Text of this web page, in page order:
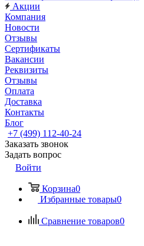
Акции
Компания
Новости
Отзывы
Сертификаты
Вакансии
Реквизиты
Отзывы
Оплата
Доставка
Контакты
Блог
+7 (499) 112-40-24
Заказать звонок
Задать вопрос
Войти
Корзина0
Избранные товары0
Сравнение товаров0